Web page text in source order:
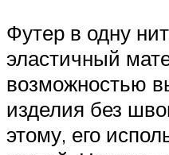
Футер в одну
эластичный
возможностью
изделия без
этому, его